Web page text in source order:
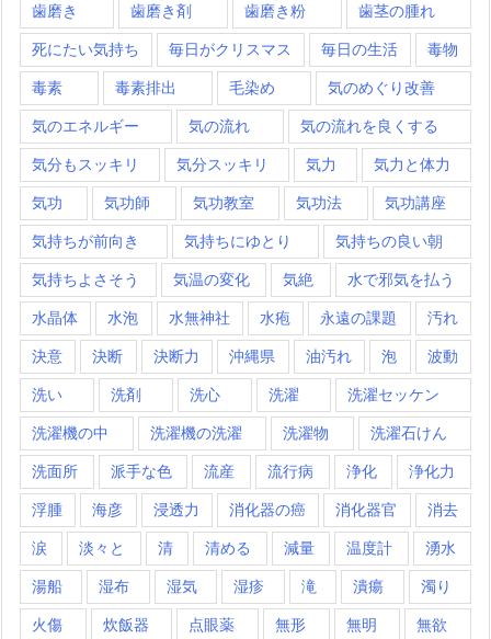
歯磨き 歯磨き剤 歯磨き粉 歯茎の腫れ
死にたい気持ち 毎日がクリスマス 毎日の生活 毒物
毒素 毒素排出 毛染め 気のめぐり改善
気のエネルギー 気の流れ 気の流れを良くする
気分もスッキリ 気分スッキリ 気力 気力と体力
気功 気功師 気功教室 気功法 気功講座
気持ちが前向き 気持ちにゆとり 気持ちの良い朝
気持ちよさそう 気温の変化 気絶 水で邪気を払う
水晶体 水泡 水無神社 水疱 永遠の課題 汚れ
決意 決断 決断力 沖縄県 油汚れ 泡 波動
洗い 洗剤 洗心 洗濯 洗濯セッケン
洗濯機の中 洗濯機の洗濯 洗濯物 洗濯石けん
洗面所 派手な色 流産 流行病 浄化 浄化力
浮腫 海彦 浸透力 消化器の癌 消化器官 消去
涙 淡々と 清 清める 減量 温度計 湧水
湯船 湿布 湿気 湿疹 滝 潰瘍 濁り
火傷 炊飯器 点眼薬 無形 無明 無欲